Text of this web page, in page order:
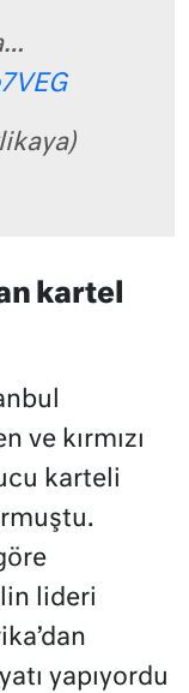
kartel
ve kırmızı
karteli
lideri
yapıyordu